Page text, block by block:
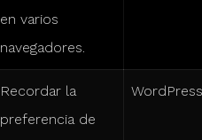
en varios
navegadores.
Recordar la
preferencia de
WordPress